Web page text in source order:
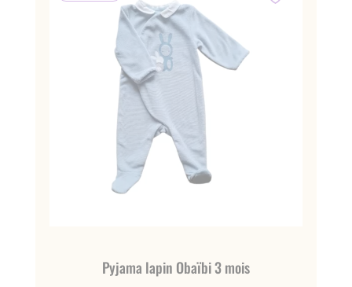
Pyjama lapin Obaïbi 3 mois